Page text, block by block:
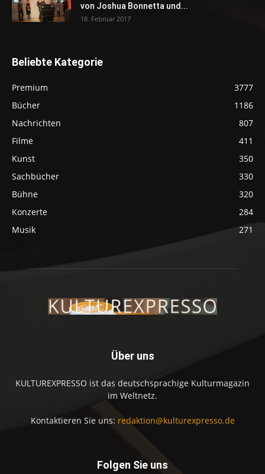
von Joshua Bonnetta und...
18. Februar 2017
Beliebte Kategorie
Premium
3777
Bücher
1186
Nachrichten
807
Filme
411
Kunst
350
Sachbücher
330
Bühne
320
Konzerte
284
Musik
271
Über uns
KULTUREXPRESSO ist das deutschsprachige Kulturmagazin
im Weltnetz.
Kontaktieren Sie uns: redaktion@kulturexpresso.de
Folgen Sie uns